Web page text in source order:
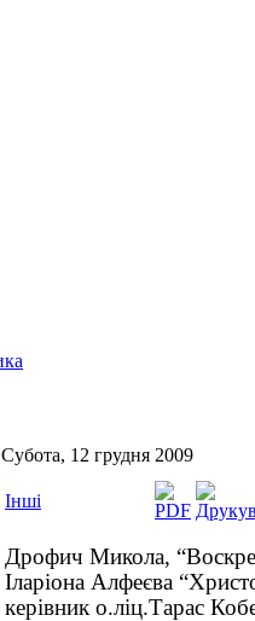
Субота, 12 грудня 2009
Інші
Дрофич Микола,
Іларіона Алфеєва
керівник о.ліц.Тарас